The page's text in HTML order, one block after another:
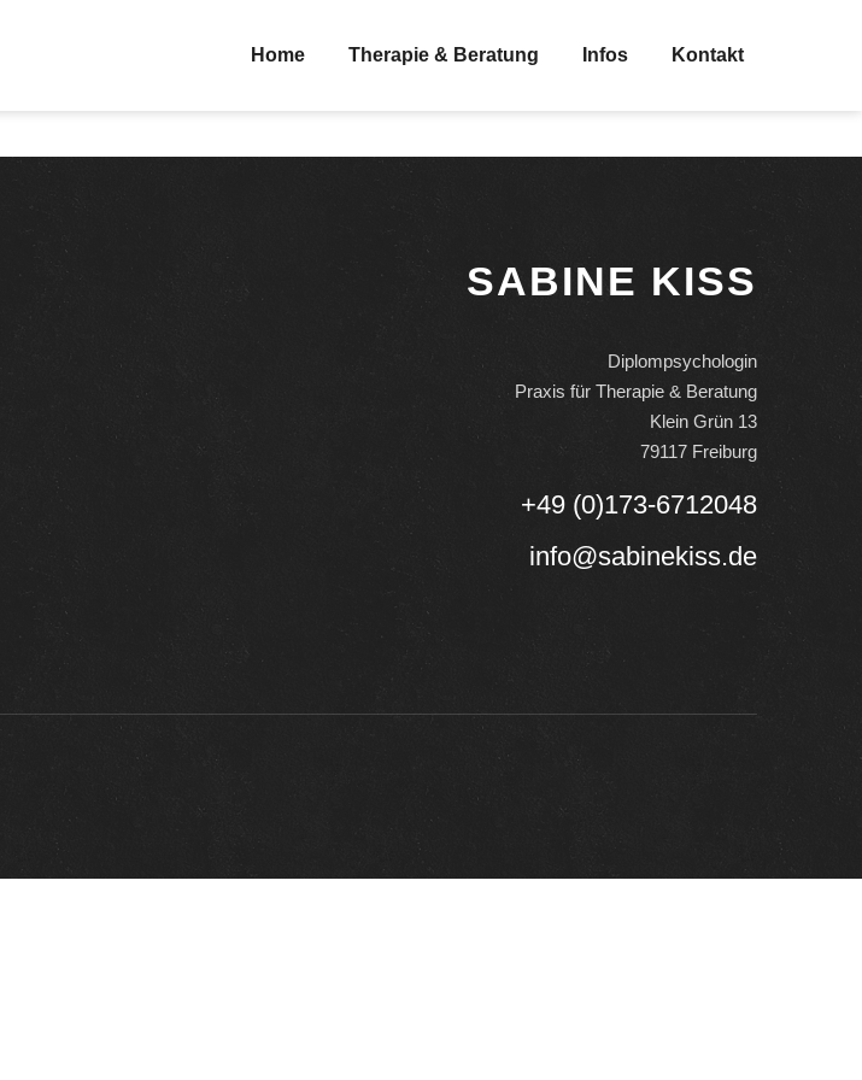
Home Therapie & Beratung Infos Kontakt
SABINE KISS
Diplompsychologin
Praxis für Therapie & Beratung
Klein Grün 13
79117 Freiburg
+49 (0)173-6712048
info@sabinekiss.de